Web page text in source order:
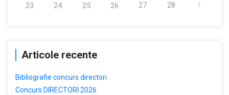
23 24 25 26 27 28 1
Articole recente
Bibliografie concurs directori
Concurs DIRECTORI 2026